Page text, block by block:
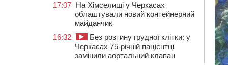
17:07 На Хімселищі у Черкасах
облаштували новий контейнерний
майданчик
16:32
Без розтину грудної клітки: у
Черкасах 75-річній пацієнтці
замінили аортальний клапан